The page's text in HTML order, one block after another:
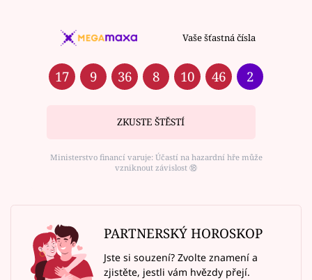
Vaše šťastná čísla
17 9 36 8 10 46 2
ZKUSTE ŠTĚSTÍ
Ministerstvo financí varuje: Účastí na hazardní hře může
vzniknout závislost ⑱
PARTNERSKÝ HOROSKOP
Jste si souzení? Zvolte znamení a
zjistěte, jestli vám hvězdy přejí.